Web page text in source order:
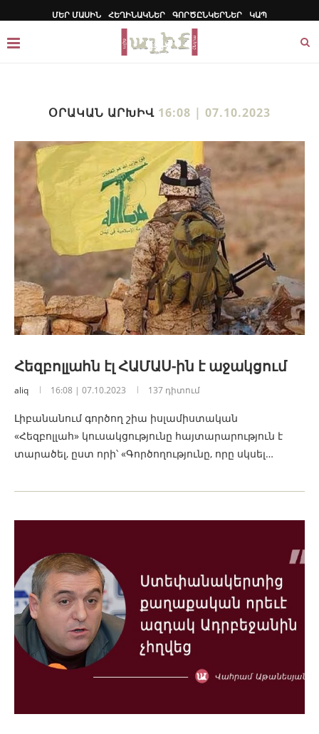
ՄԵՐ ՄԱՍԻՆ ՀԵՂԻՆԱԿՆԵՐ ԳՈՐԾԸՆԿԵՐՆԵՐ ԿԱՊ
ՕՐԱԿԱՆ ԱՐԽԻՎ 16:08 | 07.10.2023
Հեզբոլլահն էլ ՀԱՄԱՍ-ին է աջակցում
aliq 16:08 | 07.10.2023 137 դիտում
Լիբանանում գործող շիա իսլամիստական
«Հեզբոլլահ» կուսակցությունը հայտարարություն է
տարածել, ըստ որի՝ «Գործողությունը, որը սկսել…